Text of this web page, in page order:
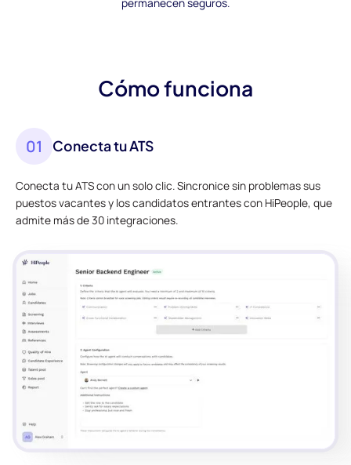
Cómo funciona
01 Conecta tu ATS
Conecta tu ATS con un solo clic. Sincronice sin problemas sus
puestos vacantes y los candidatos entrantes con HiPeople, que
admite más de 30 integraciones.